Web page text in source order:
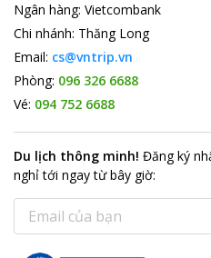
Ngân hàng: Vietcombank
Chi nhánh: Thăng Long
Email: cs@vntrip.vn
Phòng: 096 326 6688
Vé: 094 752 6688
Du lịch thông minh! Đăng ký
nghỉ tới ngay từ bây giờ: